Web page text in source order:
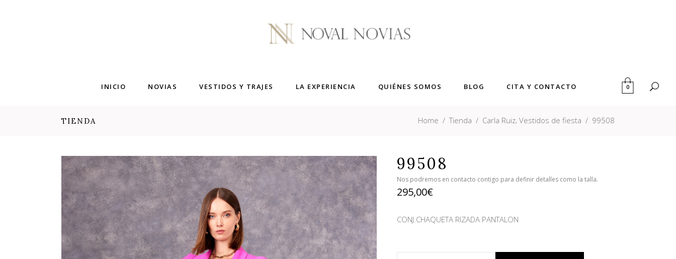
INICIO NOVIAS VESTIDOS Y TRAJES LA EXPERIENCIA QUIÉNES SOMOS BLOG CITA Y CONTACTO 0
TIENDA Home /Tienda / Carla Ruiz, Vestidos de fiesta / 99508
99508
Nos podremos en contacto contigo para definir detalles como la talla.
295,00€
CONJ.CHAQUETA RIZADA PANTALON